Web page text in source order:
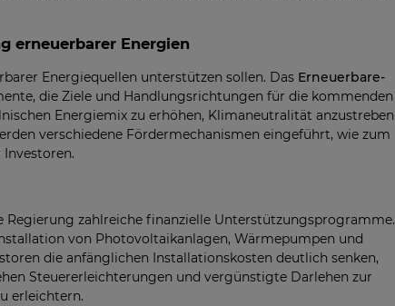
erneuerbarer Energien
Energiequellen unterstützen sollen. Das Erneuerbare-
die Ziele und Handlungsrichtungen für die kommenden
Energiemix zu erhöhen, Klimaneutralität anzustreben
verschiedene Fördermechanismen eingeführt, wie zum
zahlreiche finanzielle Unterstützungsprogramme.
von Photovoltaikanlagen, Wärmepumpen und
die anfänglichen Installationskosten deutlich senken,
Steuererleichterungen und vergünstigte Darlehen zur
erleichtern.